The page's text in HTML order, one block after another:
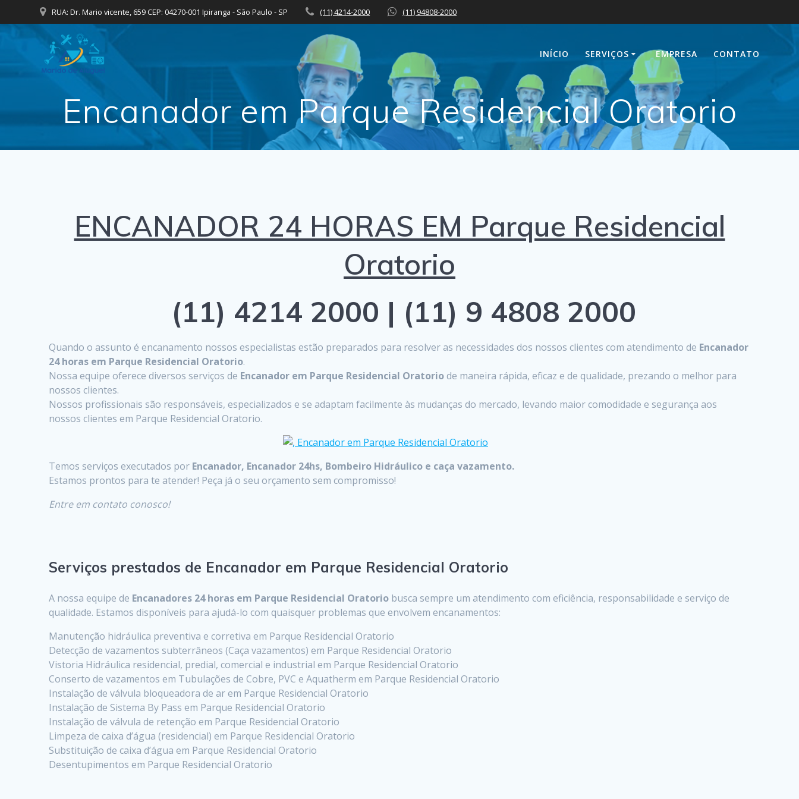
to
RUA: Dr. Mario vicente, 659 CEP: 04270-001 Ipiranga - São Paulo - SP (11) 4214-2000 (11) 94808-2000
INÍCIO SERVIÇOS EMPRESA CONTATO
Encanador em Parque Residencial Oratorio
ENCANADOR 24 HORAS EM Parque Residencial
Oratorio
(11) 4214 2000 | (11) 9 4808 2000
Quando o assunto é encanamento nossos especialistas estão preparados para resolver as necessidades dos nossos clientes com atendimento de Encanador
24 horas em Parque Residencial Oratorio.
Nossa equipe oferece diversos serviços de Encanador em Parque Residencial Oratoriode maneira rápida, eficaz e de qualidade, prezando o melhor para
nossos clientes.
Nossos profissionais são responsáveis, especializados e se adaptam facilmente às mudanças do mercado, levando maior comodidade e segurança aos
nossos clientes em Parque Residencial Oratorio.
Temos serviços executados por Encanador, Encanador 24hs, Bombeiro Hidráulico e caça vazamento.
Estamos prontos para te atender! Peça já o seu orçamento sem compromisso!
Entre em contato conosco!
Serviços prestados de Encanador em Parque Residencial Oratorio
A nossa equipe de Encanadores 24 horas em Parque Residencial Oratorio busca sempre um atendimento com eficiência, responsabilidade e serviço de
qualidade. Estamos disponíveis para ajudá-lo com quaisquer problemas que envolvem encanamentos:
Manutenção hidráulica preventiva e corretiva em Parque Residencial Oratorio
Detecção de vazamentos subterrâneos (Caça vazamentos) em Parque Residencial Oratorio
Vistoria Hidráulica residencial, predial, comercial e industrial em Parque Residencial Oratorio
Conserto de vazamentos em Tubulações de Cobre, PVC e Aquatherm em Parque Residencial Oratorio
Instalação de válvula bloqueadora de ar em Parque Residencial Oratorio
Instalação de Sistema By Pass em Parque Residencial Oratorio
Instalação de válvula de retenção em Parque Residencial Oratorio
Limpeza de caixa d’água (residencial) em Parque Residencial Oratorio
Substituição de caixa d’água em Parque Residencial Oratorio
Desentupimentos em Parque Residencial Oratorio